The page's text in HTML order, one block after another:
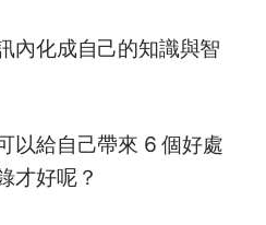
內化成自己的知識與智
以給自己帶來 6 個好處
才好呢？